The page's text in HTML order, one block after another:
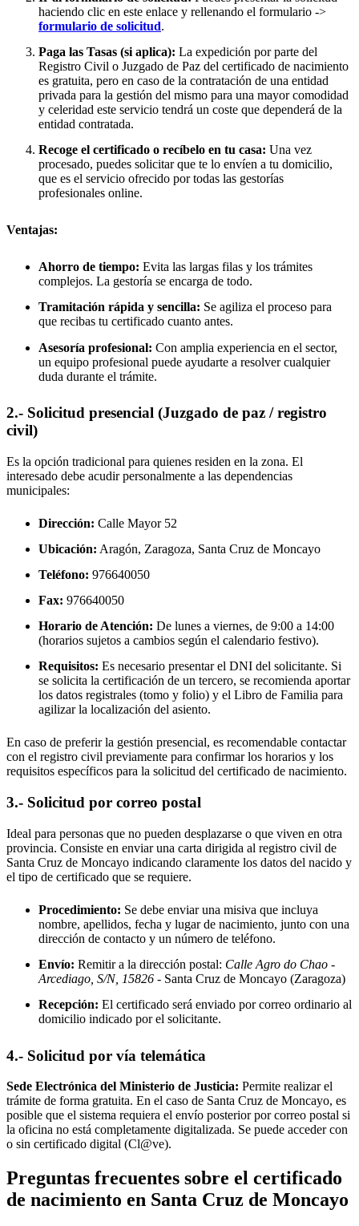
haciendo clic en este enlace y rellenando el formulario ->
formulario de solicitud.
Paga las Tasas (si aplica): La expedición por parte del
Registro Civil o Juzgado de Paz del certificado de nacimiento
es gratuita, pero en caso de la contratación de una entidad
privada para la gestión del mismo para una mayor comodidad
y celeridad este servicio tendrá un coste que dependerá de la
entidad contratada.
Recoge el certificado o recíbelo en tu casa: Una vez
procesado, puedes solicitar que te lo envíen a tu domicilio,
que es el servicio ofrecido por todas las gestorías
profesionales online.
Ventajas:
Ahorro de tiempo: Evita las largas filas y los trámites
complejos. La gestoría se encarga de todo.
Tramitación rápida y sencilla: Se agiliza el proceso para
que recibas tu certificado cuanto antes.
Asesoría profesional: Con amplia experiencia en el sector,
un equipo profesional puede ayudarte a resolver cualquier
duda durante el trámite.
2.- Solicitud presencial (Juzgado de paz / registro
civil)
Es la opción tradicional para quienes residen en la zona. El
interesado debe acudir personalmente a las dependencias
municipales:
Dirección: Calle Mayor 52
Ubicación: Aragón, Zaragoza, Santa Cruz de Moncayo
Teléfono: 976640050
Fax: 976640050
Horario de Atención: De lunes a viernes, de 9:00 a 14:00
(horarios sujetos a cambios según el calendario festivo).
Requisitos: Es necesario presentar el DNI del solicitante. Si
se solicita la certificación de un tercero, se recomienda aportar
los datos registrales (tomo y folio) y el Libro de Familia para
agilizar la localización del asiento.
En caso de preferir la gestión presencial, es recomendable contactar
con el registro civil previamente para confirmar los horarios y los
requisitos específicos para la solicitud del certificado de nacimiento.
3.- Solicitud por correo postal
Ideal para personas que no pueden desplazarse o que viven en otra
provincia. Consiste en enviar una carta dirigida al registro civil de
Santa Cruz de Moncayo indicando claramente los datos del nacido y
el tipo de certificado que se requiere.
Procedimiento: Se debe enviar una misiva que incluya
nombre, apellidos, fecha y lugar de nacimiento, junto con una
dirección de contacto y un número de teléfono.
Envío: Remitir a la dirección postal: Calle Agro do Chao -
Arcediago, S/N, 15826 - Santa Cruz de Moncayo (Zaragoza)
Recepción: El certificado será enviado por correo ordinario al
domicilio indicado por el solicitante.
4.- Solicitud por vía telemática
Sede Electrónica del Ministerio de Justicia: Permite realizar el
trámite de forma gratuita. En el caso de Santa Cruz de Moncayo, es
posible que el sistema requiera el envío posterior por correo postal si
la oficina no está completamente digitalizada. Se puede acceder con
o sin certificado digital (Cl@ve).
Preguntas frecuentes sobre el certificado
de nacimiento en Santa Cruz de Moncayo